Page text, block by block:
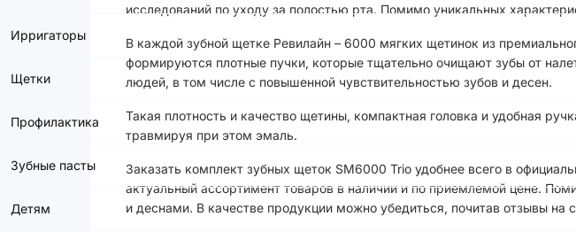
Ирригаторы
Щетки
Профилактика
Зубные пасты
Детям
исследований по уходу за полостью рта. Помимо уникальных
В каждой зубной щетке Ревилайн – 6000 мягких щетинок из
формируются плотные пучки, которые тщательно очищают зубы от
людей, в том числе с повышенной чувствительностью зубов и десен.
Такая плотность и качество щетины, компактная головка и удобная
травмируя при этом эмаль.
Заказать комплект зубных щеток SM6000 Trio удобнее всего в
актуальный ассортимент товаров в наличии и по приемлемой цене.
и деснами. В качестве продукции можно убедиться, почитав отзывы на